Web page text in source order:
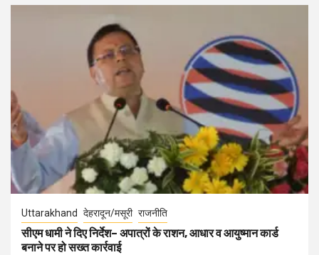
Uttarakhand देहरादून/मसूरी राजनीति
सीएम धामी ने दिए निर्देश– अपात्रों के राशन, आधार व आयुष्मान कार्ड
बनाने पर हो सख्त कार्रवाई